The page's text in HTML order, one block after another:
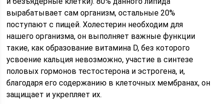
вырабатывает сам организм, остальные 20%
поступают с пищей. Холестерин необходим для
нашего организма, он выполняет важные функции
такие, как образование витамина D, без которого
усвоение кальция невозможно, участие в синтезе
половых гормонов тестостерона и эстрогена, и,
благодаря его содержанию в клеточных мембранах, он
защищает и укрепляет их.